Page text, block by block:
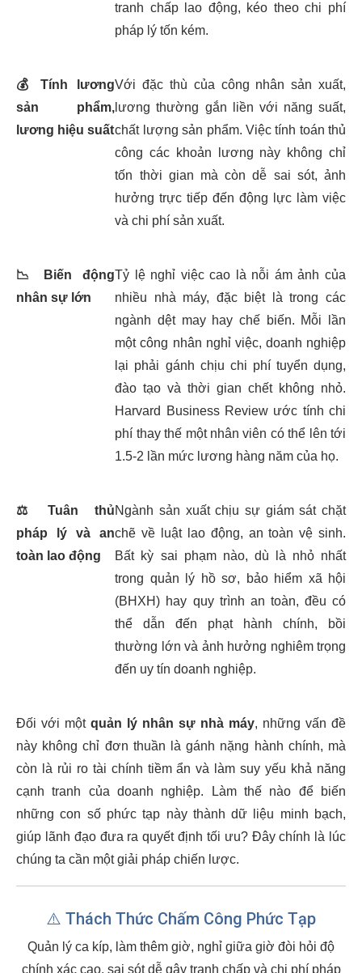
tranh chấp lao động, kéo theo chi phí
pháp lý tốn kém.
💰
Tính lương
sản phẩm,
lương hiệu suất
Với đặc thù của công nhân sản xuất,
lương thường gắn liền với năng suất,
chất lượng sản phẩm. Việc tính toán thủ
công các khoản lương này không chỉ
tốn thời gian mà còn dễ sai sót, ảnh
hưởng trực tiếp đến động lực làm việc
và chi phí sản xuất.
📉
Biến động
nhân sự lớn
Tỷ lệ nghỉ việc cao là nỗi ám ảnh của
nhiều nhà máy, đặc biệt là trong các
ngành dệt may hay chế biến. Mỗi lần
một công nhân nghỉ việc, doanh nghiệp
lại phải gánh chịu chi phí tuyển dụng,
đào tạo và thời gian chết không nhỏ.
Harvard Business Review ước tính chi
phí thay thế một nhân viên có thể lên tới
1.5-2 lần mức lương hàng năm của họ.
⚖️
Tuân thủ
pháp lý và an
toàn lao động
Ngành sản xuất chịu sự giám sát chặt
chẽ về luật lao động, an toàn vệ sinh.
Bất kỳ sai phạm nào, dù là nhỏ nhất
trong quản lý hồ sơ, bảo hiểm xã hội
(BHXH) hay quy trình an toàn, đều có
thể dẫn đến phạt hành chính, bồi
thường lớn và ảnh hưởng nghiêm trọng
đến uy tín doanh nghiệp.
Đối với một quản lý nhân sự nhà máy, những vấn đề
này không chỉ đơn thuần là gánh nặng hành chính, mà
còn là rủi ro tài chính tiềm ẩn và làm suy yếu khả năng
cạnh tranh của doanh nghiệp. Làm thế nào để biến
những con số phức tạp này thành dữ liệu minh bạch,
giúp lãnh đạo đưa ra quyết định tối ưu? Đây chính là lúc
chúng ta cần một giải pháp chiến lược.
⚠️ Thách Thức Chấm Công Phức Tạp
Quản lý ca kíp, làm thêm giờ, nghỉ giữa giờ đòi hỏi độ
chính xác cao, sai sót dễ gây tranh chấp và chi phí pháp